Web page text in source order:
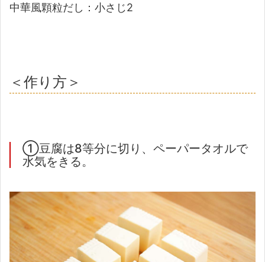
中華風顆粒だし：小さじ2
＜作り方＞
①豆腐は8等分に切り、ペーパータオルで
水気をきる。